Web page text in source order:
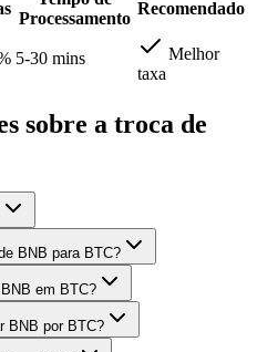
Processamento
Recomendado
5-30 mins
Melhor
taxa
sobre a troca de
BNB para BTC?
em BTC?
BNB por BTC?